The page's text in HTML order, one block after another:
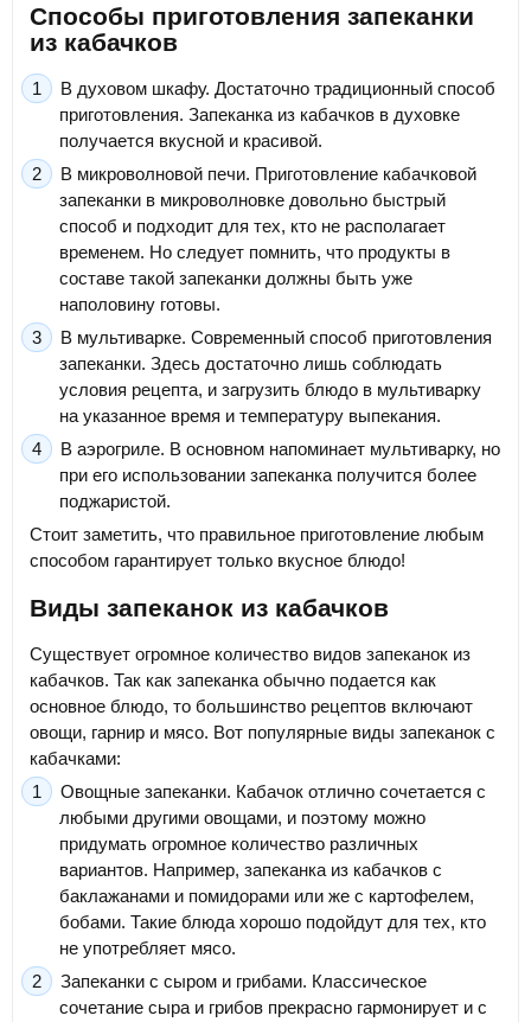
Способы приготовления запеканки
из кабачков
В духовом шкафу. Достаточно традиционный способ
приготовления. Запеканка из кабачков в духовке
получается вкусной и красивой.
В микроволновой печи. Приготовление кабачковой
запеканки в микроволновке довольно быстрый
способ и подходит для тех, кто не располагает
временем. Но следует помнить, что продукты в
составе такой запеканки должны быть уже
наполовину готовы.
В мультиварке. Современный способ приготовления
запеканки. Здесь достаточно лишь соблюдать
условия рецепта, и загрузить блюдо в мультиварку
на указанное время и температуру выпекания.
В аэрогриле. В основном напоминает мультиварку, но
при его использовании запеканка получится более
поджаристой.
Стоит заметить, что правильное приготовление любым
способом гарантирует только вкусное блюдо!
Виды запеканок из кабачков
Существует огромное количество видов запеканок из
кабачков. Так как запеканка обычно подается как
основное блюдо, то большинство рецептов включают
овощи, гарнир и мясо. Вот популярные виды запеканок с
кабачками:
Овощные запеканки. Кабачок отлично сочетается с
любыми другими овощами, и поэтому можно
придумать огромное количество различных
вариантов. Например, запеканка из кабачков с
баклажанами и помидорами или же с картофелем,
бобами. Такие блюда хорошо подойдут для тех, кто
не употребляет мясо.
Запеканки с сыром и грибами. Классическое
сочетание сыра и грибов прекрасно гармонирует и с